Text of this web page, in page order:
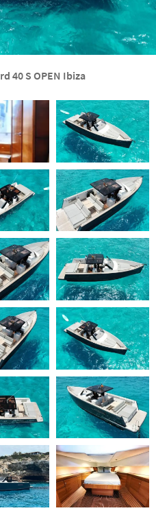
40 S OPEN Ibiza